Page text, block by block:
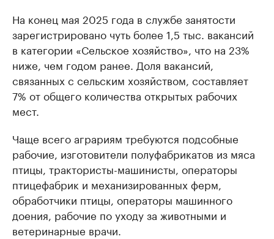
На конец мая 2025 года в службе занятости
зарегистрировано чуть более 1,5 тыс. вакансий
в категории «Сельское хозяйство», что на 23%
ниже, чем годом ранее. Доля вакансий,
связанных с сельским хозяйством, составляет
7% от общего количества открытых рабочих
мест.
Чаще всего аграриям требуются подсобные
рабочие, изготовители полуфабрикатов из мяса
птицы, трактористы-машинисты, операторы
птицефабрик и механизированных ферм,
обработчики птицы, операторы машинного
доения, рабочие по уходу за животными и
ветеринарные врачи.